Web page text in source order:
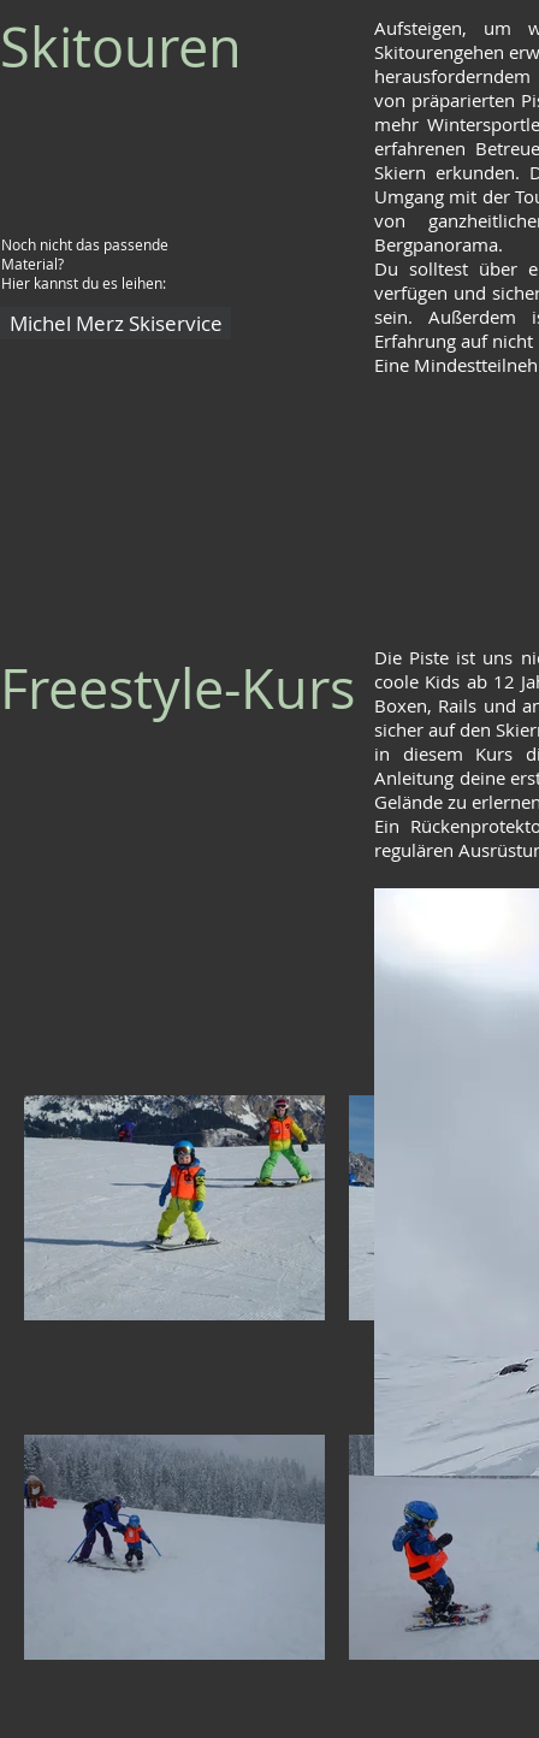
Skitouren
Noch nicht das passende
Material?
Hier kannst du es leihen:
Michel Merz Skiservice
Aufsteigen, um
Skitourengehen
von präparierten
mehr
erfahrenen
Skiern erkunden.
Umgang mit der
von
Bergpanorama.
Du solltest über
verfügen und
sein.
Erfahrung auf
Eine
Freestyle-Kurs
Die Piste ist uns
coole Kids ab 12
Boxen, Rails und
sicher auf den
in diesem Kurs
Anleitung deine
Gelände zu
Ein
regulären